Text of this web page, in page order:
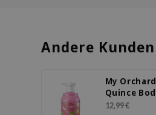
Andere
My Orchard
Quince
Wash
12,99 €